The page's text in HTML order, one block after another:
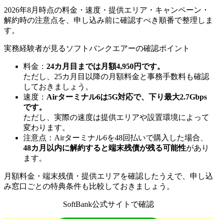
2026年8月時点の料金・速度・提供エリア・キャンペーン・
解約時の注意点を、申し込み前に確認すべき順番で整理しま
す。
実務経験者が見るソフトバンクエアーの確認ポイント
料金 ： 24カ月目までは月額4,950円です。
ただし、25カ月目以降の月額料金と事務手数料も確認
しておきましょう。
速度 ： Airターミナル6は5G対応で、下り最大2.7Gbps
です。
ただし、実際の速度は提供エリアや設置環境によって
変わります。
注意点 ：Airターミナル6を48回払いで購入した場合、
48カ月以内に解約すると端末残債が残る可能性があり
ます。
月額料金・端末残債・提供エリアを確認したうえで、申し込
み窓口ごとの特典条件も比較しておきましょう。
SoftBank公式サイトで確認